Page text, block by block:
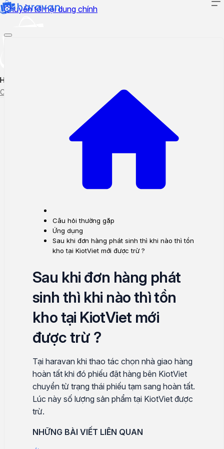
Chuyển tới nội dung chính
Hướng dẫn sử dụng
Cập nhật tính năng mới
Theo dõi ticket
Câu hỏi thường gặp
Ứng dụng
Sau khi đơn hàng phát sinh thì khi nào thì tồn
kho tại KiotViet mới được trừ ?
Sau khi đơn hàng phát
sinh thì khi nào thì tồn
kho tại KiotViet mới
được trừ ?
Tại haravan khi thao tác chọn nhà giao hàng
hoàn tất khi đó phiếu đặt hàng bên KiotViet
chuyển từ trạng thái phiếu tạm sang hoàn tất.
Lúc này số lượng sản phẩm tại KiotViet được
trừ.
NHỮNG BÀI VIẾT LIÊN QUAN